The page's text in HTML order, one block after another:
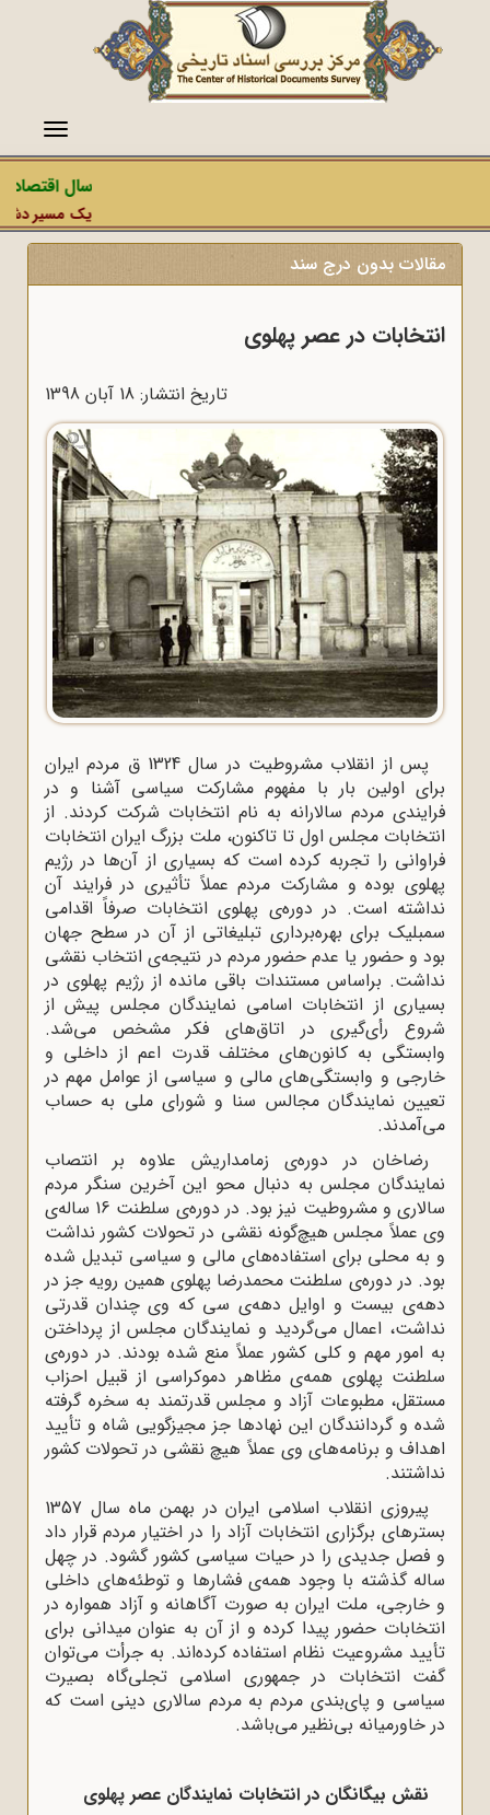
منو
سال اقتصاد
یک مسیر
مقالات بدون درج سند
انتخابات در عصر پهلوی
تاریخ انتشار: 18 آبان 1398
پس از انقلاب مشروطیت در سال 1324 ق مردم ایران
برای اولین بار با مفهوم مشارکت سیاسی آشنا و در
فرایندی مردم سالارانه به نام انتخابات شرکت کردند. از
انتخابات مجلس اول تا تاکنون، ملت بزرگ ایران انتخابات
فراوانی را تجربه کرده است که بسیاری از آن‌ها در رژیم
پهلوی بوده و مشارکت مردم عملاً تأثیری در فرایند آن
نداشته‌ است. در دوره‌ی پهلوی انتخابات صرفاً اقدامی
سمبلیک برای بهره‌برداری تبلیغاتی از آن در سطح جهان
بود و حضور یا عدم حضور مردم در نتیجه‌ی انتخاب نقشی
نداشت. براساس مستندات باقی مانده از رژیم پهلوی در
بسیاری از انتخابات اسامی نمایندگان مجلس پیش از
شروع رأی‌گیری در اتاق‌های فکر مشخص می‌شد.
وابستگی به کانون‌های مختلف قدرت اعم از داخلی و
خارجی و وابستگی‌های مالی و سیاسی از عوامل مهم در
تعیین نمایندگان مجالس سنا و شورای ملی به حساب
می‌آمدند.
رضاخان در دوره‌ی زمامداریش علاوه بر انتصاب
نمایندگان مجلس به دنبال محو این آخرین سنگر مردم‌
سالاری و مشروطیت نیز بود. در دوره‌ی سلطنت 16 ساله‌ی
وی عملاً مجلس هیچ‌گونه نقشی در تحولات کشور نداشت
و به محلی برای استفاده‌های مالی و سیاسی تبدیل شده
بود. در دوره‌ی سلطنت محمدرضا پهلوی همین رویه جز در
دهه‌ی بیست و اوایل دهه‌ی سی که وی چندان قدرتی
نداشت، اعمال می‌گردید و نمایندگان مجلس از پرداختن
به امور مهم و کلی کشور عملاً منع شده بودند. در دوره‌ی
سلطنت پهلوی همه‌ی مظاهر دموکراسی از قبیل احزاب
مستقل، مطبوعات آزاد و مجلس قدرتمند به سخره گرفته
شده و گردانندگان این نهادها جز مجیزگویی شاه و تأیید
اهداف و برنامه‌های وی عملاً هیچ نقشی در تحولات کشور
نداشتند.
پیروزی انقلاب اسلامی ایران در بهمن ماه سال 1357
بسترهای برگزاری انتخابات آزاد را در اختیار مردم قرار داد
و فصل جدیدی را در حیات سیاسی کشور گشود. در چهل‌
ساله گذشته با وجود همه‌ی فشارها و توطئه‌های داخلی
و خارجی، ملت ایران به ‌صورت آگاهانه و آزاد همواره در
انتخابات حضور پیدا کرده و از آن به عنوان میدانی برای
تأیید مشروعیت نظام استفاده کرده‌اند. به جرأت می‌توان
گفت انتخابات در جمهوری اسلامی تجلی‌گاه بصیرت
سیاسی و پای‌بندی مردم به مردم‌ سالاری دینی است که
در خاورمیانه بی‌نظیر می‌باشد.
نقش بیگانگان در انتخابات نمایندگان عصر پهلوی